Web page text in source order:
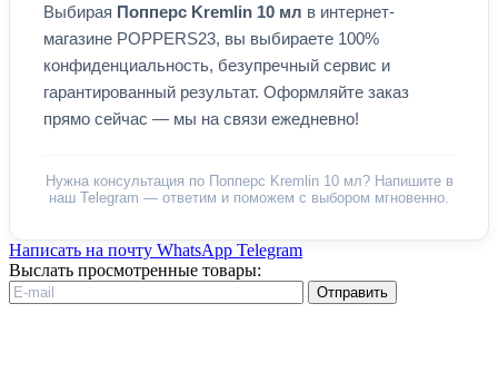
Выбирая Попперс Kremlin 10 мл в интернет-
магазине POPPERS23, вы выбираете 100%
конфиденциальность, безупречный сервис и
гарантированный результат. Оформляйте заказ
прямо сейчас — мы на связи ежедневно!
Нужна консультация по Попперс Kremlin 10 мл? Напишите в
наш Telegram — ответим и поможем с выбором мгновенно.
Написать на почту WhatsApp Telegram
Выслать просмотренные товары:
Отправить